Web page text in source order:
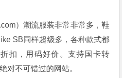
）潮流服装非常非常多，鞋
SB同样超级多，各种款式都
扣，用码好价。支持国卡转
对不可错过的网站。